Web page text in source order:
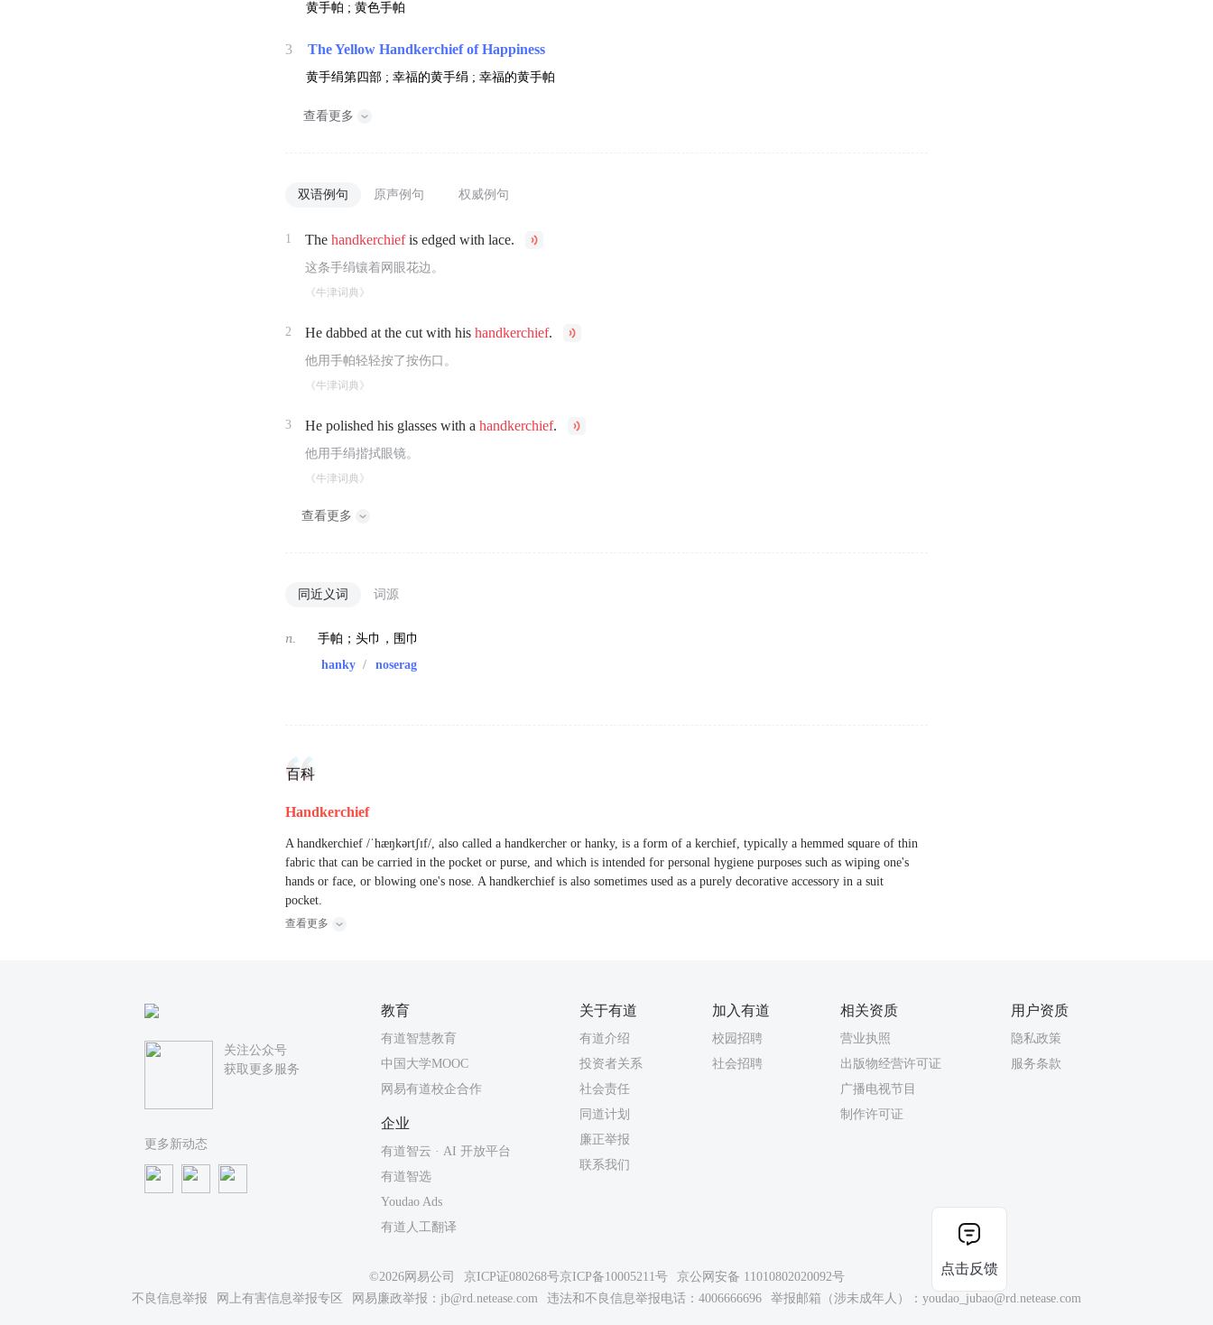
黄手帕 ; 黄色手帕
3 The Yellow Handkerchief of Happiness
黄手绢第四部 ; 幸福的黄手绢 ; 幸福的黄手帕
查看更多
双语例句 原声例句 权威例句
1 Thehandkerchiefis edged with lace.
这条手绢镶着网眼花边。
《牛津词典》
2 He dabbed at the cut with hishandkerchief.
他用手帕轻轻按了按伤口。
《牛津词典》
3 He polished his glasses with ahandkerchief.
他用手绢揩拭眼镜。
《牛津词典》
查看更多
同近义词 词源
n.
手帕；头巾，围巾
hanky / noserag
百科
Handkerchief
A handkerchief /ˈhæŋkərtʃɪf/, also called a handkercher or hanky, is a form of a kerchief, typically a hemmed square of thin
fabric that can be carried in the pocket or purse, and which is intended for personal hygiene purposes such as wiping one's
hands or face, or blowing one's nose. A handkerchief is also sometimes used as a purely decorative accessory in a suit
pocket.
查看更多
关注公众号
获取更多服务
更多新动态
教育
有道智慧教育
中国大学MOOC
网易有道校企合作
关于有道
有道介绍
投资者关系
社会责任
同道计划
廉正举报
联系我们
加入有道
校园招聘
社会招聘
相关资质
营业执照
出版物经营许可证
广播电视节目
制作许可证
用户资质
隐私政策
服务条款
企业
有道智云 · AI 开放平台
有道智选
Youdao Ads
有道人工翻译
©2026网易公司 京ICP证080268号京ICP备10005211号
京公网安备 11010802020092号
不良信息举报
网上有害信息举报专区 网易廉政举报： jb@rd.netease.com 违法和不良信息举报电话：4006666696 举报邮箱（涉未成年人）：youdao_jubao@rd.netease.com
点击反馈